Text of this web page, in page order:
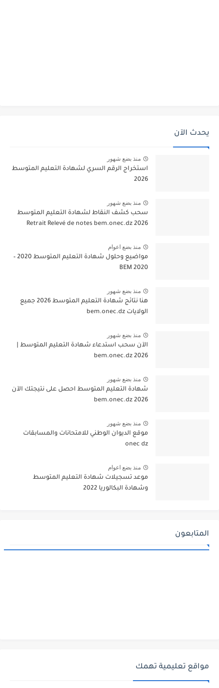
يحدث الآن
منذ بضع شهور
استخراج الرقم السري لشهادة التعليم المتوسط
2026
منذ بضع شهور
سحب كشف النقاط لشهادة التعليم المتوسط
2026 Retrait Relevé de notes bem.onec.dz
منذ بضع اعوام
مواضيع وحلول شهادة التعليم المتوسط 2020 –
BEM 2020
منذ بضع شهور
هنا نتائج شهادة التعليم المتوسط 2026 جميع
الولايات bem.onec.dz
منذ بضع شهور
الآن سحب استدعاء شهادة التعليم المتوسط |
2026 bem.onec.dz
منذ بضع شهور
شهادة التعليم المتوسط احصل على نتيجتك الآن
bem.onec.dz 2026
منذ بضع شهور
موقع الديوان الوطني للامتحانات والمسابقات
onec dz
منذ بضع اعوام
موعد تسجيلات شهادة التعليم المتوسط
وشهادة البكالوريا 2022
المتابعون
مواقع تعليمية تهمك